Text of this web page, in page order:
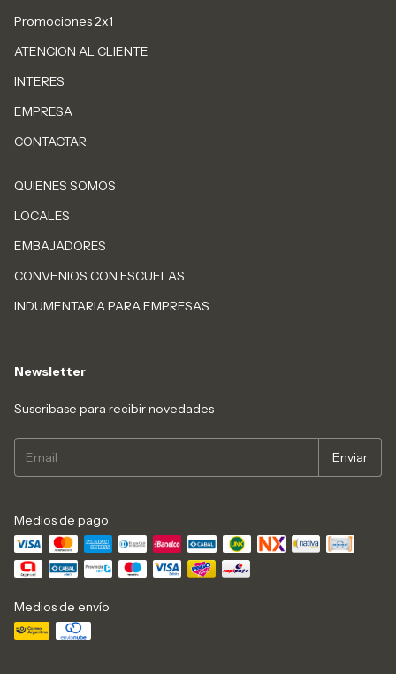
Promociones 2x1
ATENCION AL CLIENTE
INTERES
EMPRESA
CONTACTAR
QUIENES SOMOS
LOCALES
EMBAJADORES
CONVENIOS CON ESCUELAS
INDUMENTARIA PARA EMPRESAS
Newsletter
Suscribase para recibir novedades
Medios de pago
Medios de envío